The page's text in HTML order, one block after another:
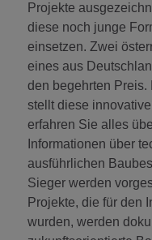
Projekte
diese noch junge
einsetzen. Zwei
eines aus
den begehrten Preis.
stellt diese
erfahren Sie alles
Informationen über
ausführlichen
Sieger werden
Projekte, die für den
wurden, werden